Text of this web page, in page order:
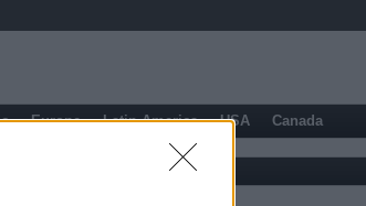
Europe Latin America USA Canada